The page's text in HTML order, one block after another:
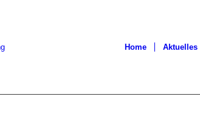
Home Aktuelles